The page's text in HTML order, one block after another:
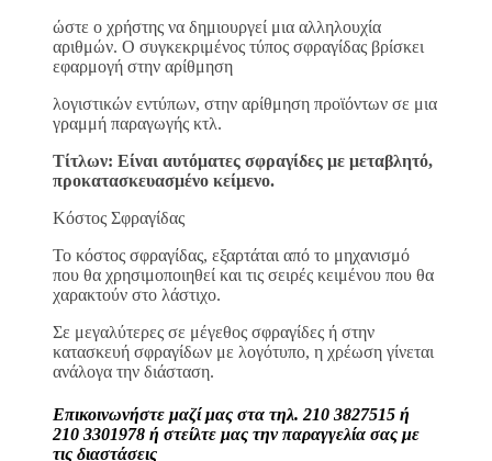
ώστε ο χρήστης να δημιουργεί μια αλληλουχία
αριθμών. Ο συγκεκριμένος τύπος σφραγίδας βρίσκει
εφαρμογή στην αρίθμηση
λογιστικών εντύπων, στην αρίθμηση προϊόντων σε μια
γραμμή παραγωγής κτλ.
Τίτλων: Είναι αυτόματες σφραγίδες με μεταβλητό,
προκατασκευασμένο κείμενο.
Κόστος Σφραγίδας
Το κόστος σφραγίδας, εξαρτάται από το μηχανισμό
που θα χρησιμοποιηθεί και τις σειρές κειμένου που θα
χαρακτούν στο λάστιχο.
Σε μεγαλύτερες σε μέγεθος σφραγίδες ή στην
κατασκευή σφραγίδων με λογότυπο, η χρέωση γίνεται
ανάλογα την διάσταση.
Επικοινωνήστε μαζί μας στα τηλ. 210 3827515 ή
210 3301978 ή στείλτε μας την παραγγελία σας με
τις διαστάσεις